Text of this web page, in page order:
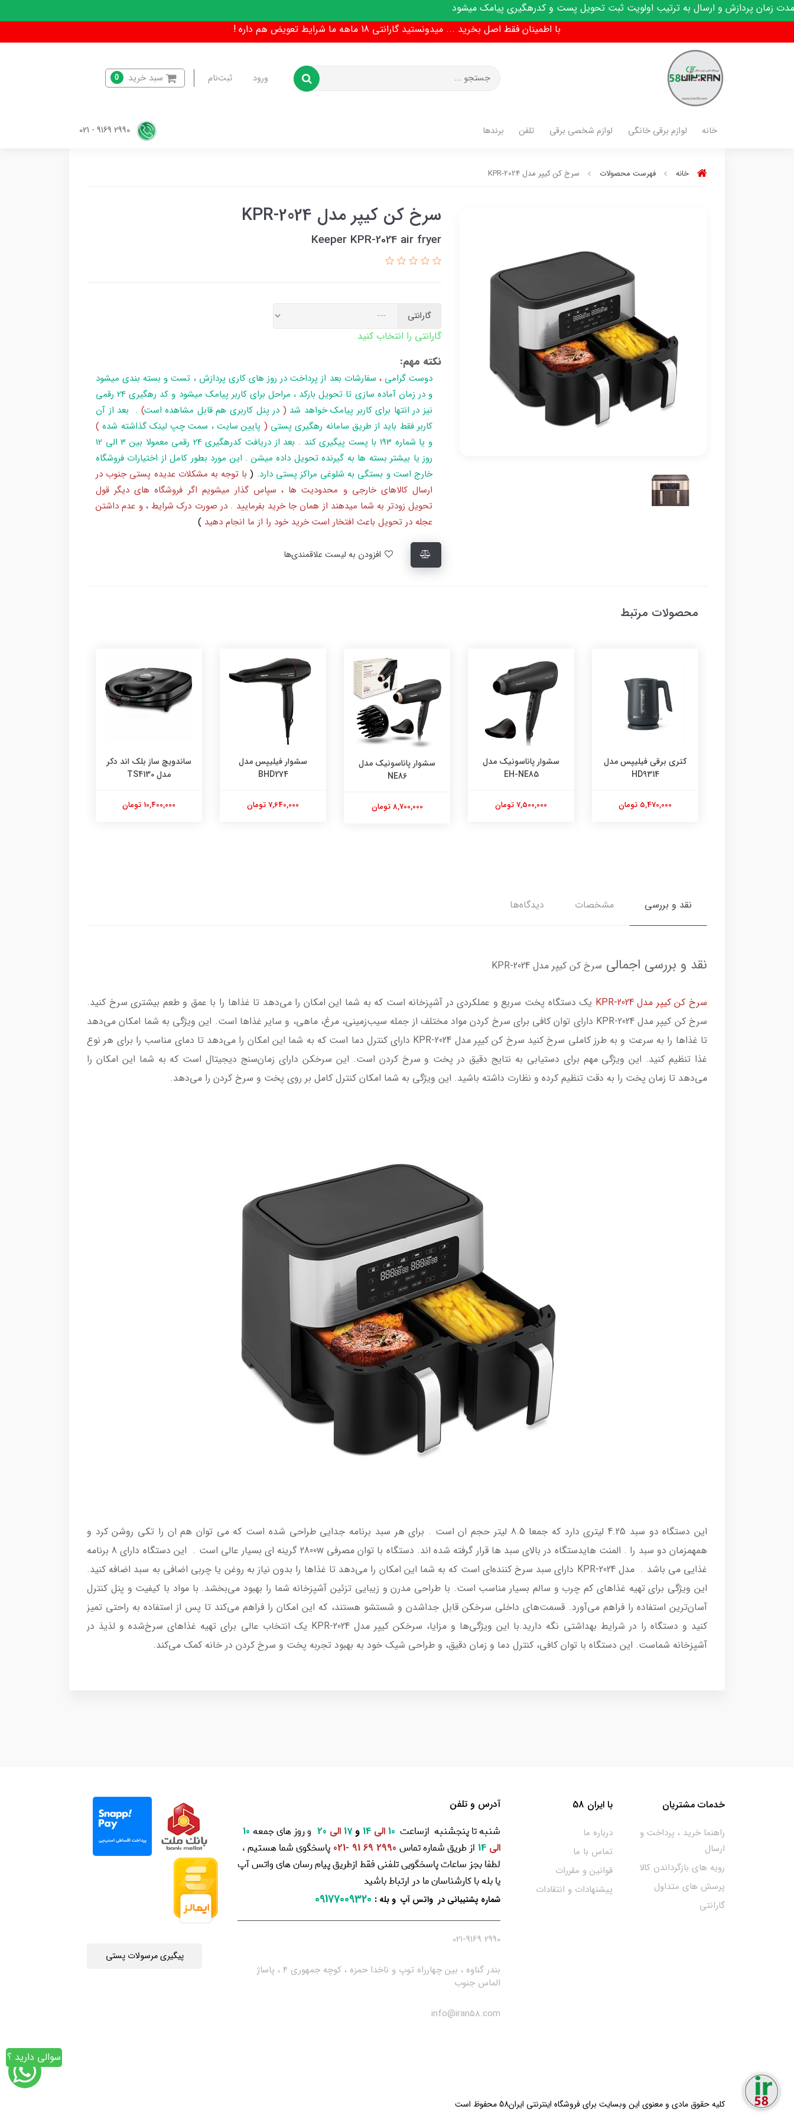
و ارسال به ترتیب اولویت ثبت تحویل پست و کدرهگیری پیامک میشود
با اطمینان فقط اصل بخرید ... میدونستید گارانتی 18 ماهه ما شرایط تعویض هم داره !
ورود ثبت‌نام سبد خرید 0
خانه لوازم برقی خانگی لوازم شخصی برقی تلفن برندها
خانه فهرست محصولات سرخ کن کیپر مدل KPR-2024
سرخ کن کیپر مدل KPR-2024
Keeper KPR-2024 air fryer
گارانتی
گارانتی را انتخاب کنید.
نکته مهم:
دوست گرامی، سفارشات بعد از پرداخت در روز های کاری پردازش ، تست و بسته بندی میشود
و در زمان آماده سازی تا تحویل بارکد ، مراحل برای کاربر پیامک میشود و کد رهگیری 24 رقمی
نیز در انتها برای کاربر پیامک خواهد شد ( در پنل کاربری هم قابل مشاهده است) . بعد از آن
کاربر فقط باید از طریق سامانه رهگیری پستی ( پایین سایت ، سمت چپ لینک گذاشته شده )
و یا شماره 193 با پست پیگیری کند . بعد از دریافت کدرهگیری 24 رقمی معمولا بین 3 الی 12
روز یا بیشتر بسته ها به گیرنده تحویل داده میشن . این مورد بطور کامل از اختیارات فروشگاه
خارج است و بستگی به شلوغی مراکز پستی دارد.
(با توجه به مشکلات عدیده پستی جنوب در
ارسال کالاهای خارجی و محدودیت ها ، سپاس گذار میشویم اگر فروشگاه های دیگر قول
تحویل زودتر به شما میدهند از همان جا خرید بفرمایید . در صورت درک شرایط ، و عدم داشتن
عجله در تحویل باعث افتخار است خرید خود را از ما انجام دهید )
محصولات مرتبط
کتری برقی فیلیپس مدل
HD9314
5,470,000 تومان
سشوار پاناسونیک مدل
EH-NE85
7,500,000 تومان
سشوار پاناسونیک مدل
NE86
8,700,000 تومان
سشوار فیلیپس مدل
BHD274
7,640,000 تومان
ساندویچ ساز بلک اند دکر
مدل TS4130
10,400,000 تومان
نقد و بررسی مشخصات دیدگاه‌ها
نقد و بررسی اجمالی سرخ کن کیپر مدل KPR-2024
سرخ کن کیپر مدل KPR-2024
یک دستگاه پخت سریع و عملکردی در آشپزخانه است که به شما این امکان را می‌دهد تا غذاها را با عمق و طعم بیشتری سرخ کنید.
سرخ کن کیپر مدل KPR-2024 دارای توان کافی برای سرخ کردن مواد مختلف از جمله سیب‌زمینی، مرغ، ماهی، و سایر غذاها است. این ویژگی به شما امکان می‌دهد
تا غذاها را به سرعت و به طرز کاملی سرخ کنید سرخ کن کیپر مدل KPR-2024 دارای کنترل دما است که به شما این امکان را می‌دهد تا دمای مناسب را برای هر نوع
غذا تنظیم کنید. این ویژگی مهم برای دستیابی به نتایج دقیق در پخت و سرخ کردن است. این سرخکن دارای زمان‌سنج دیجیتال است که به شما این امکان را
می‌دهد تا زمان پخت را به دقت تنظیم کرده و نظارت داشته باشید. این ویژگی به شما امکان کنترل کامل بر روی پخت و سرخ کردن را می‌دهد.
این دستگاه دو سبد 4.25 لیتری دارد که جمعا 8.5 لیتر حجم ان است . برای هر سبد برنامه جدایی طراحی شده است که می توان هم ان را تکی روشن کرد و
همهمزمان دو سبد را . المنت هایدستگاه در بالای سبد ها قرار گرفته شده اند. دستگاه با توان مصرفی 2800w گرینه ای بسیار عالی است . این دستگاه دارای 8 برنامه
غذایی می باشد . مدل KPR-2024 دارای سبد سرخ کننده‌ای است که به شما این امکان را می‌دهد تا غذاها را بدون نیاز به روغن یا چربی اضافی به سبد اضافه کنید.
این ویژگی برای تهیه غذاهای کم چرب و سالم بسیار مناسب است. با طراحی مدرن و زیبایی تزئین آشپزخانه شما را بهبود می‌بخشد. با مواد با کیفیت و پنل کنترل
آسان‌ترین استفاده را فراهم می‌آورد. قسمت‌های داخلی سرخکن قابل جداشدن و شستشو هستند، که این امکان را فراهم می‌کند تا پس از استفاده به راحتی تمیز
کنید و دستگاه را در شرایط بهداشتی نگه دارید.با این ویژگی‌ها و مزایا، سرخکن کیپر مدل KPR-2024 یک انتخاب عالی برای تهیه غذاهای سرخ‌شده و لذیذ در
آشپزخانه شماست. این دستگاه با توان کافی، کنترل دما و زمان دقیق، و طراحی شیک خود به بهبود تجربه پخت و سرخ کردن در خانه کمک می‌کند.
خدمات مشتریان
راهنما خرید ، پرداخت و
ارسال
رویه های بازگرداندن کالا
پرسش های متداول
گارانتی
با ایران 58
درباره ما
تماس با ما
قوانین و مقررات
پیشنهادات و انتقادات
آدرس و تلفن
شنبه تا پنجشنبه ازساعت 10 الی و17 الی و روز های جمعه
الی
از طریق شماره تماس 2990 69 91 -021
پاسخگوی شما هستیم ،
لطفا بجز ساعات پاسخگویی تلفنی فقط ازطریق پیام رسان های واتس آپ
یا بله با کارشناسان ما در ارتباط باشید
شماره پشتیبانی در واتس آپ و بله :
09177009320
2990 021-9169
بندر گناوه ، بین چهارراه توپ و ناخدا حمزه ، کوچه جمهوری 4 ، پاساژ
الماس جنوب
info@iran58.com
پیگیری مرسولات پستی
کلیه حقوق مادی و معنوی این وبسایت برای فروشگاه اینترنتی ایران58 محفوظ است
سوالی دارید ؟